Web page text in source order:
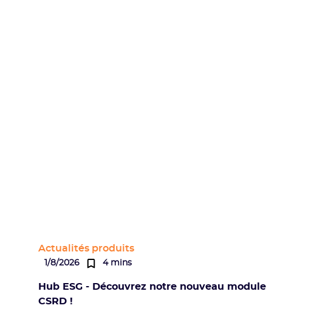
Actualités produits
1/8/2026 4 mins
Hub ESG - Découvrez notre nouveau module
CSRD !